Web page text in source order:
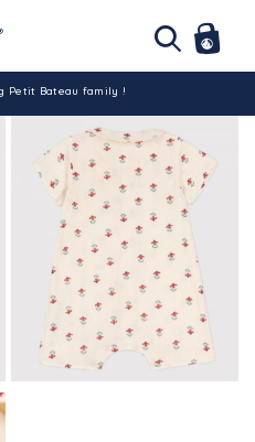
partout en Tunisie !
carte bancaire (hors promo)